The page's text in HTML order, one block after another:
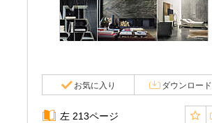
お気に入り ダウンロード
左 213ページ